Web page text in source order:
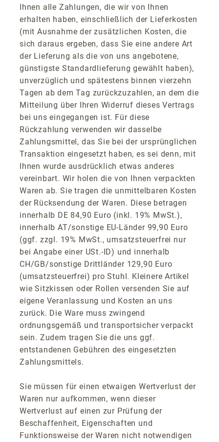
Ihnen alle Zahlungen, die wir von Ihnen
erhalten haben, einschließlich der Lieferkosten
(mit Ausnahme der zusätzlichen Kosten, die
sich daraus ergeben, dass Sie eine andere Art
der Lieferung als die von uns angebotene,
günstigste Standardlieferung gewählt haben),
unverzüglich und spätestens binnen vierzehn
Tagen ab dem Tag zurückzuzahlen, an dem die
Mitteilung über Ihren Widerruf dieses Vertrags
bei uns eingegangen ist. Für diese
Rückzahlung verwenden wir dasselbe
Zahlungsmittel, das Sie bei der ursprünglichen
Transaktion eingesetzt haben, es sei denn, mit
Ihnen wurde ausdrücklich etwas anderes
vereinbart. Wir holen die von Ihnen verpackten
Waren ab. Sie tragen die unmittelbaren Kosten
der Rücksendung der Waren. Diese betragen
innerhalb DE 84,90 Euro (inkl. 19% MwSt.),
innerhalb AT/sonstige EU-Länder 99,90 Euro
(ggf. zzgl. 19% MwSt., umsatzsteuerfrei nur
bei Angabe einer USt.-ID) und innerhalb
CH/GB/sonstige Drittländer 129,90 Euro
(umsatzsteuerfrei) pro Stuhl. Kleinere Artikel
wie Sitzkissen oder Rollen versenden Sie auf
eigene Veranlassung und Kosten an uns
zurück. Die Ware muss zwingend
ordnungsgemäß und transportsicher verpackt
sein. Zudem tragen Sie die uns ggf.
entstandenen Gebühren des eingesetzten
Zahlungsmittels.
Sie müssen für einen etwaigen Wertverlust der
Waren nur aufkommen, wenn dieser
Wertverlust auf einen zur Prüfung der
Beschaffenheit, Eigenschaften und
Funktionsweise der Waren nicht notwendigen